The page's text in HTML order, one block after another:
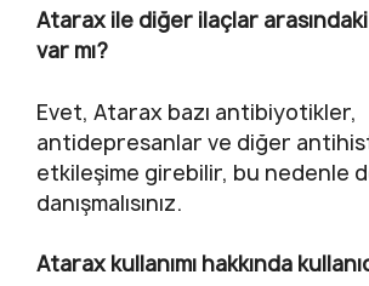
Atarax ile diğer ilaçlar
var mı?
Evet, Atarax bazı antibiyotikler,
antidepresanlar ve diğer
etkileşime girebilir, bu nedenle
danışmalısınız.
Atarax kullanımı hakkında